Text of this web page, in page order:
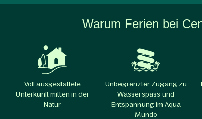
Warum Ferien bei
Voll ausgestattete
Unterkunft mitten in der
Natur
Unbegrenzter Zugang zu
Wasserspass und
Entspannung im Aqua
Mundo​